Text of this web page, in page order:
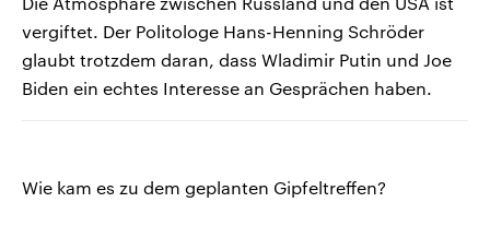
vergiftet. Der Politologe Hans-Henning Schröder
glaubt trotzdem daran, dass Wladimir Putin und Joe
Biden ein echtes Interesse an Gesprächen haben.
Wie kam es zu dem geplanten Gipfeltreffen?